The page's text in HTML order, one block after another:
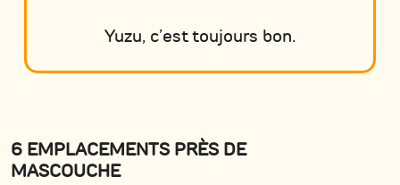
Yuzu, c’est toujours bon.
6 EMPLACEMENTS PRÈS DE
MASCOUCHE